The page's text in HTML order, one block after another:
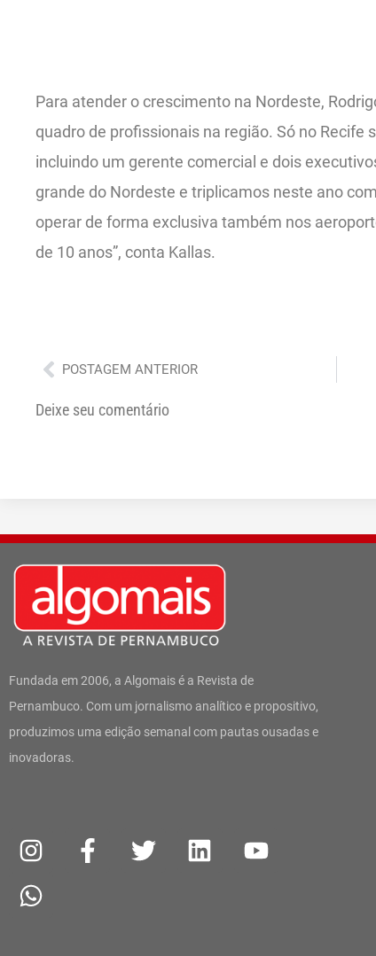
Para atender o crescimento na Nordeste,
quadro de profissionais na região. Só no Recife
incluindo um gerente comercial e dois
grande do Nordeste e triplicamos neste ano
operar de forma exclusiva também nos
de 10 anos”, conta Kallas.
Anterior
POSTAGEM ANTERIOR
Deixe seu comentário
Fundada em 2006, a Algomais é a Revista de
Pernambuco. Com um jornalismo analítico e propositivo,
produzimos uma edição semanal com pautas ousadas e
inovadoras.
n
s
t
a
c
w
i
n
o
h
a
t